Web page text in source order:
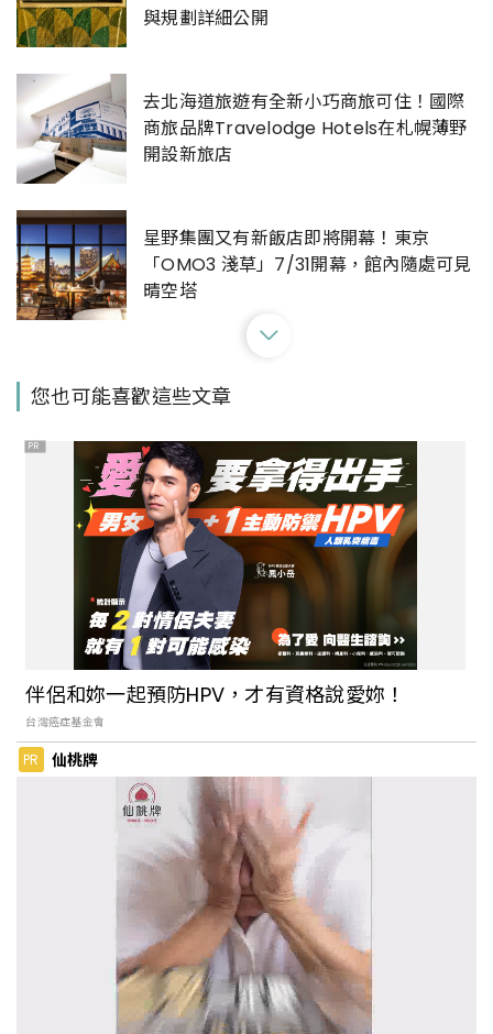
與規劃詳細公開
去北海道旅遊有全新小巧商旅可住！國際
商旅品牌Travelodge Hotels在札幌薄野
開設新旅店
星野集團又有新飯店即將開幕！東京
「OMO3 淺草」7/31開幕，館內隨處可見
晴空塔
哈布希羅姆別墅」感受新舊交融的清邁美
您也可能喜歡這些文章
PR
伴侶和妳一起預防HPV，才有資格說愛妳！
台灣癌症基金會
PR 仙桃牌